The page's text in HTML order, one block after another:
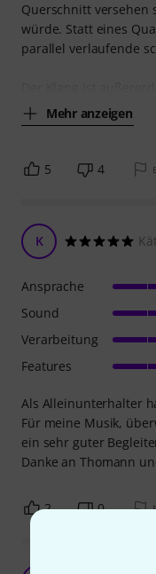
Querschnitt versehen
würde. Statt eines
parallel verlaufende
Mehr anzeigen
5 4
K
Als Alleinunterhalter
Für meine Musik,
ein sehr guter
Danke an Thomann
Ansprache
Sound
Verarbeitung
Features
2 0